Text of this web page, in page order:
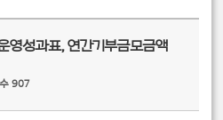
영성과표, 연간기부금모금액
907